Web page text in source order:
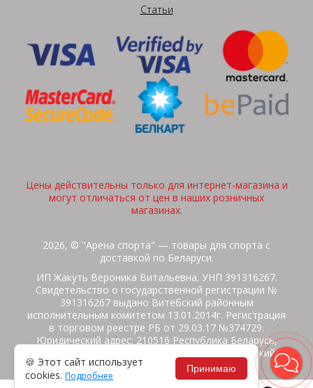
Статьи
Цены действительны только для интернет-магазина и
могут отличаться от цен в наших розничных
магазинах.
2026, © "Арена спорта" — товары для спорта с
доставкой по Беларуси.
ИП Жакуть Вероника Витальевна. УНП 391316267.
Свидетельство о государственной регистрации №
391316267 выдано Витебский районным
исполнительным комитетом 13.01.2014г. Регистрация
в торговом реестре РБ от 29.03.17 №374729.
Юридический адрес: 210516 Республика Беларусь,
Витебская область, Витебский район, Бабиничский с/
с, аг.Ольгово, ул.Школьная
🍪 Этот сайт использует
cookies. Подробнее
Принимаю